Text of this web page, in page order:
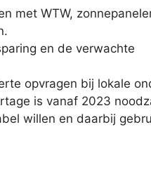
met WTW,
en de verwachte
opvragen bij lokale
is vanaf 2023
willen en daarbij